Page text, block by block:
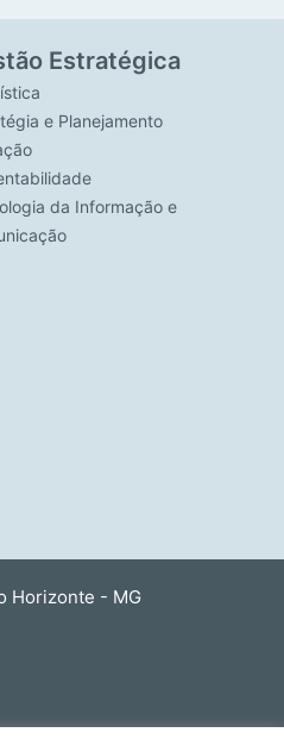
Estratégica
e Planejamento
da Informação e
Horizonte - MG